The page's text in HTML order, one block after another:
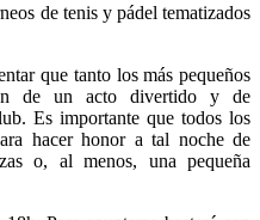
de tenis y pádel tematizados
que tanto los más pequeños
de un acto divertido y de
Es importante que todos los
hacer honor a tal noche de
o, al menos, una pequeña